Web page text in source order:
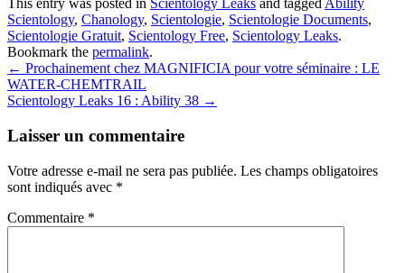
This entry was posted in Scientology Leaks and tagged Ability
Scientology, Chanology, Scientologie, Scientologie Documents,
Scientologie Gratuit, Scientology Free, Scientology Leaks.
Bookmark the permalink.
Post
navigation
← Prochainement chez MAGNIFICIA pour votre séminaire : LE
WATER-CHEMTRAIL
Scientology Leaks 16 : Ability 38 →
Laisser un commentaire
Votre adresse e-mail ne sera pas publiée. Les champs obligatoires
sont indiqués avec *
Commentaire *